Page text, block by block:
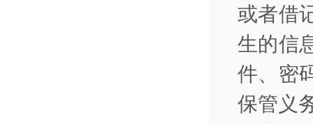
或者借
生的信
件、密
保管义